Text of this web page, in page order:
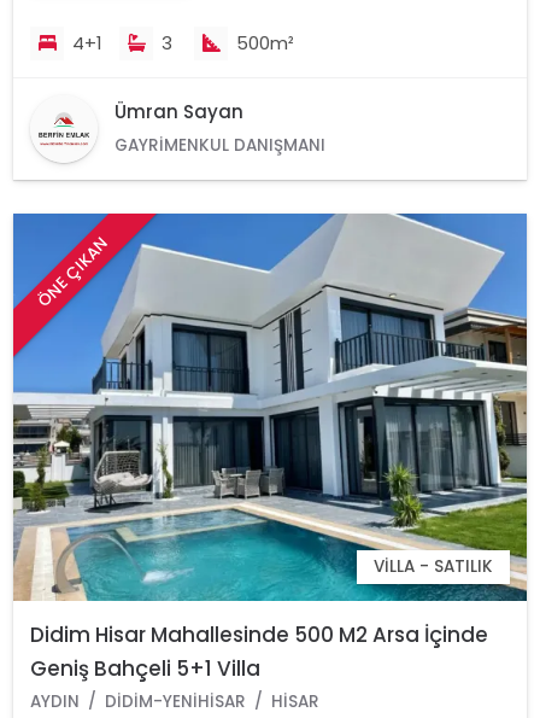
4+1 3 500m²
Ümran Sayan
GAYRIMENKUL DANIŞMANI
ÖNE ÇIKAN
VILLA - SATILIK
Didim Hisar Mahallesinde 500 M2 Arsa İçinde
Geniş Bahçeli 5+1 Villa
AYDIN DIDIM-YENIHISAR HISAR